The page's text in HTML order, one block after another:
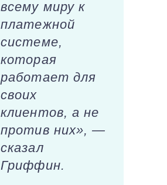
всему миру к
платежной
системе,
которая
работает для
своих
клиентов, а не
против них», —
сказал
Гриффин.